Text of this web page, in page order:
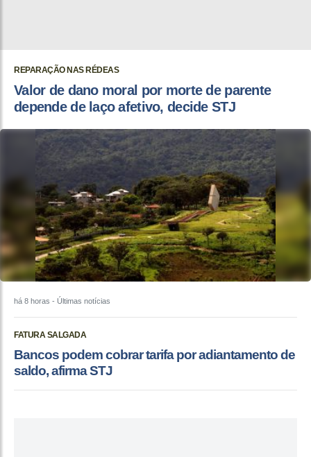
REPARAÇÃO NAS RÉDEAS
Valor de dano moral por morte de parente
depende de laço afetivo, decide STJ
há 8 horas - Últimas notícias
FATURA SALGADA
Bancos podem cobrar tarifa por adiantamento de
saldo, afirma STJ